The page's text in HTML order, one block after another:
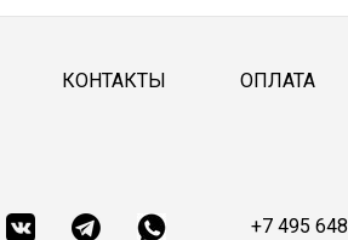
КОНТАКТЫ ОПЛАТА
+7 495